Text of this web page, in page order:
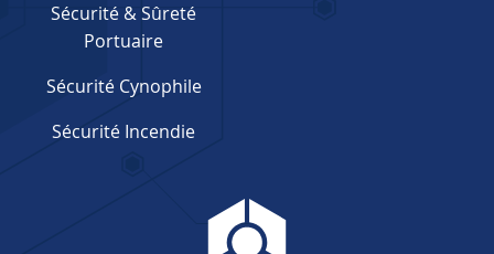
Sécurité & Sûreté
Portuaire
Sécurité Cynophile
Sécurité Incendie